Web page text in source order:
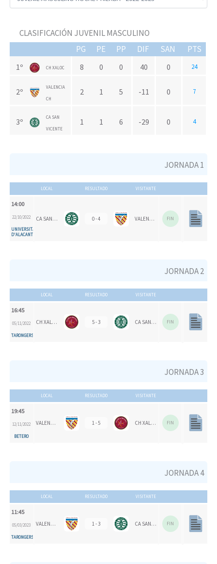
CLASIFICACIÓN JUVENIL MASCULINO
PG
PE PP DIF SAN PTS
1º CH XALOC 8 0 0 40 0 24
2º VALENCIA
CH
2 1 5 -11 0 7
3º CA SAN
VICENTE
1 1 6 -29 0 4
JORNADA 1
LOCAL RESULTADO VISITANTE
14:00
22/10/2022
UNIVERSITAT
D'ALACANT
CA SAN VICENTE 0 - 4 VALENCIA CH FIN
JORNADA 2
LOCAL RESULTADO VISITANTE
16:45
05/11/2022
TARONGERS
CH XALOC 5 - 3 CA SAN VICENTE FIN
JORNADA 3
LOCAL RESULTADO VISITANTE
19:45
12/11/2022
BETERO
VALENCIA CH 1 - 5 CH XALOC FIN
JORNADA 4
LOCAL RESULTADO VISITANTE
11:45
05/03/2023
TARONGERS
VALENCIA CH 1 - 3 CA SAN VICENTE FIN